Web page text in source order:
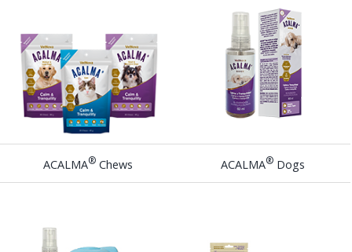
ACALMA®Chews ACALMA® Dogs